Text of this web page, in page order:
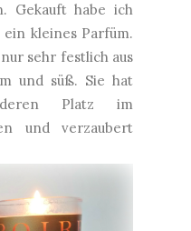
Gekauft habe ich
kleines Parfüm.
sehr festlich aus
und süß. Sie hat
Platz im
und verzaubert